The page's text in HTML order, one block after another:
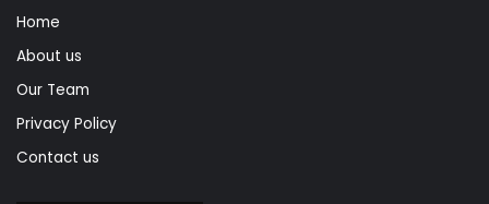
Home
About us
Our Team
Privacy Policy
Contact us